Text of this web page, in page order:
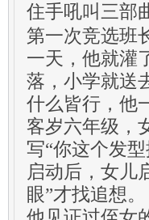
住手吼叫三部
第一次竞选班
一天，他就灌
落，小学就送
什么皆行，他
客岁六年级，
写“你这个发
启动后，女儿
眼”才找追想。